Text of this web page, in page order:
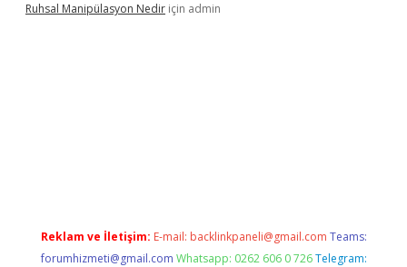
Ruhsal Manipülasyon Nedir için admin
Reklam ve İletişim: E-mail: backlinkpaneli@gmail.com Teams:
forumhizmeti@gmail.com Whatsapp: 0262 606 0 726 Telegram: